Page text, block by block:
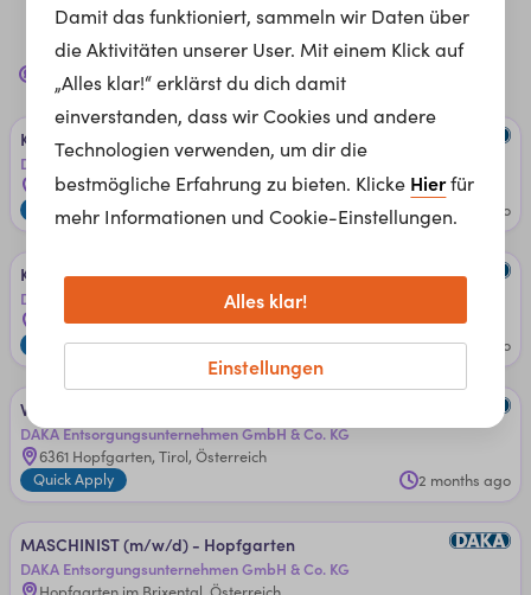
10 Jobs beiDAKA Entsorgungsunternehmen GmbH &
Co. KGfür dich
KRAFT­FAH­RER ­für ­Sau­g- un­d ­Druck­fahr­zeu­ge (m/w/d)
DAKA Entsorgungsunternehmen GmbH & Co. KG
6130 Schwaz, Tirol, Österreich
Quick Apply
1 week ago
KRAFT­FAH­RER (m/w/d) - ­Schwa­z o­der Hopf­gar­ten
DAKA Entsorgungsunternehmen GmbH & Co. KG
6130 Schwaz, Tirol, Österreich+1 weitere Orte
Quick Apply
1 week ago
WIE­GE­MEIS­TER (m/w/d)
DAKA Entsorgungsunternehmen GmbH & Co. KG
6361 Hopfgarten, Tirol, Österreich
Quick Apply
2 months ago
MA­SCHI­NIS­T (m/w/d) - Hopf­gar­ten
DAKA Entsorgungsunternehmen GmbH & Co. KG
Hopfgarten im Brixental, Österreich
Damit das funktioniert, sammeln wir Daten über
die Aktivitäten unserer User. Mit einem Klick auf
„Alles klar!“ erklärst du dich damit
einverstanden, dass wir Cookies und andere
Technologien verwenden, um dir die
bestmögliche Erfahrung zu bieten. Klicke Hierfür
mehr Informationen und Cookie-Einstellungen.
Einstellungen
Alles klar!